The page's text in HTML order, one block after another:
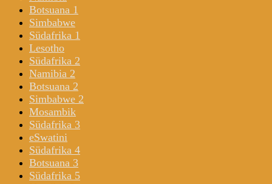
Botsuana 1
Simbabwe
Südafrika 1
Lesotho
Südafrika 2
Namibia 2
Botsuana 2
Simbabwe 2
Mosambik
Südafrika 3
eSwatini
Südafrika 4
Botsuana 3
Südafrika 5